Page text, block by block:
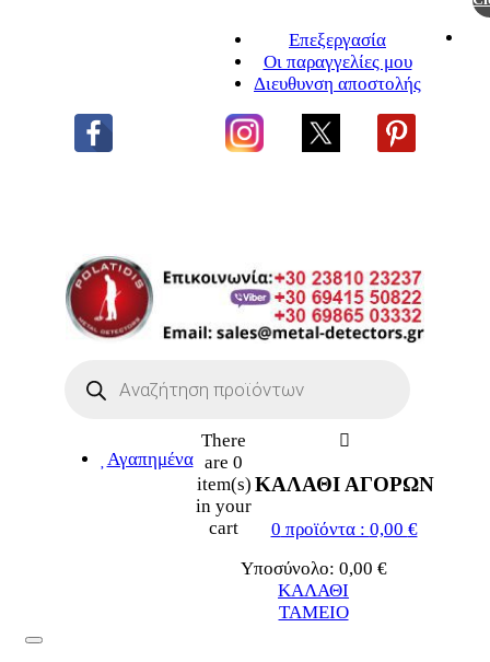
Επεξεργασία
Οι παραγγελίες μου
Διευθυνση αποστολής
search
Αγαπημένα
ΚΑΛΑΘΙ ΑΓΟΡΩΝ
0 προϊόντα : 0,00 €
There
are 0
item(s)
in your
cart
Υποσύνολο: 0,00 €
ΚΑΛΑΘΙ
ΤΑΜΕΙΟ
Toggle